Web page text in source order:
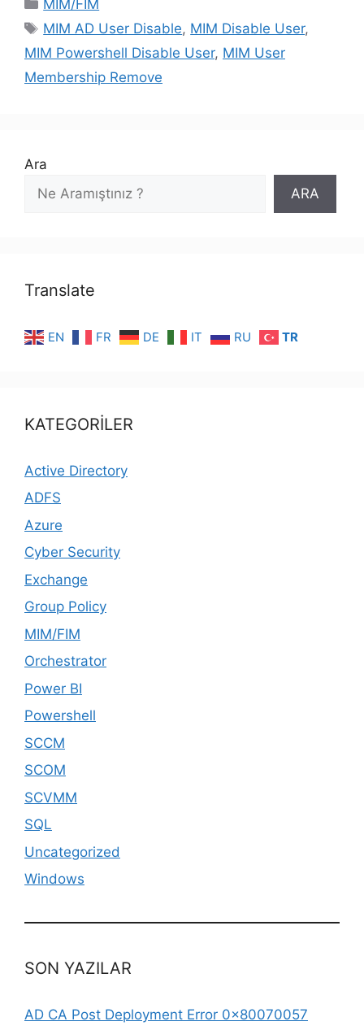
MIM/FIM
Etiketler
MIM AD User Disable, MIM Disable User,
MIM Powershell Disable User, MIM User
Membership Remove
Ara
ARA
Translate
EN FR DE IT RU TR
KATEGORİLER
Active Directory
ADFS
Azure
Cyber Security
Exchange
Group Policy
MIM/FIM
Orchestrator
Power BI
Powershell
SCCM
SCOM
SCVMM
SQL
Uncategorized
Windows
SON YAZILAR
AD CA Post Deployment Error 0x80070057